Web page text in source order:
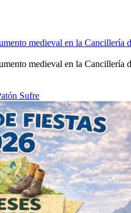
medieval en la Cancillería
medieval en la Cancillería
Sufre